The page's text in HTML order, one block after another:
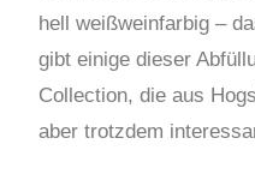
hell weißweinfarbig –
gibt einige dieser
Collection, die aus
aber trotzdem